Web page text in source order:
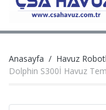
Anasayfa Havuz
Dolphin S300İ Havuz